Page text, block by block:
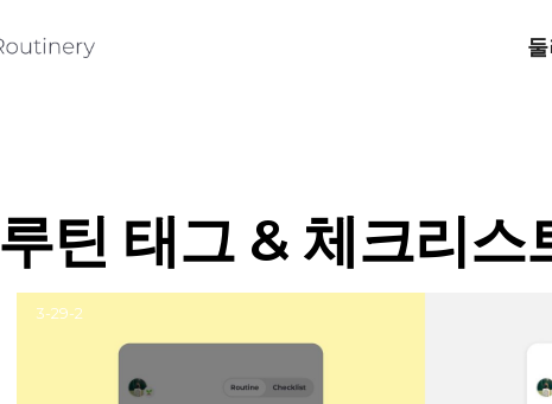
루틴 태그 & 체크리스
3-29-2